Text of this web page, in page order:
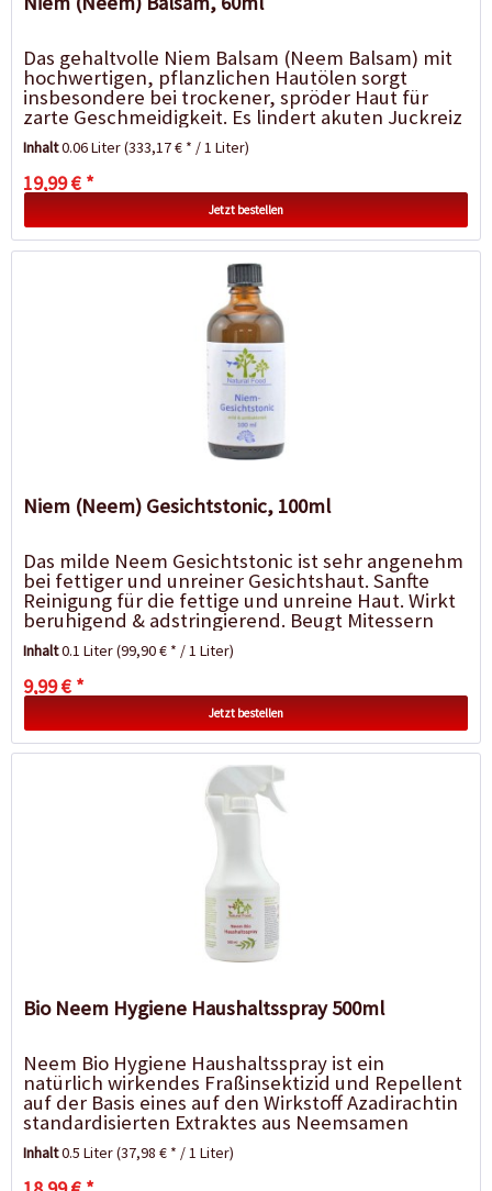
Das gehaltvolle Niem Balsam (Neem Balsam) mit
hochwertigen, pflanzlichen Hautölen sorgt
insbesondere bei trockener, spröder Haut für
zarte Geschmeidigkeit. Es lindert akuten Juckreiz
und eignet sich für...
Inhalt0.06 Liter(333,17 € * / 1 Liter)
19,99 € *
Jetzt bestellen
Niem (Neem) Gesichtstonic, 100ml
Das milde Neem Gesichtstonic ist sehr angenehm
bei fettiger und unreiner Gesichtshaut. Sanfte
Reinigung für die fettige und unreine Haut. Wirkt
beruhigend & adstringierend. Beugt Mitessern
und Pickeln vor....
Inhalt0.1 Liter(99,90 € * / 1 Liter)
9,99 € *
Jetzt bestellen
Bio Neem Hygiene Haushaltsspray 500ml
Neem Bio Hygiene Haushaltsspray ist ein
natürlich wirkendes Fraßinsektizid und Repellent
auf der Basis eines auf den Wirkstoff Azadirachtin
standardisierten Extraktes aus Neemsamen
(Niemsamen). Bekämpft in...
Inhalt0.5 Liter(37,98 € * / 1 Liter)